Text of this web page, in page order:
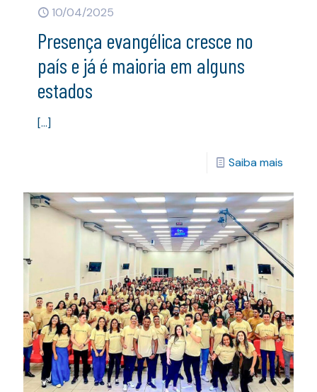
10/04/2025
Presença evangélica cresce no
país e já é maioria em alguns
estados
[…]
Saiba mais